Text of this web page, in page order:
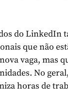
do LinkedIn
que não
vaga, mas
No
horas de